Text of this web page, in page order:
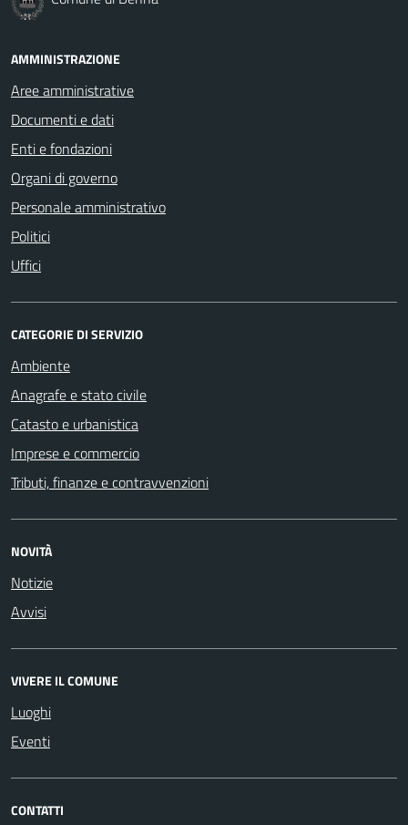
AMMINISTRAZIONE
Aree amministrative
Documenti e dati
Enti e fondazioni
Organi di governo
Personale amministrativo
Politici
Uffici
CATEGORIE DI SERVIZIO
Ambiente
Anagrafe e stato civile
Catasto e urbanistica
Imprese e commercio
Tributi, finanze e contravvenzioni
NOVITÀ
Notizie
Avvisi
VIVERE IL COMUNE
Luoghi
Eventi
CONTATTI